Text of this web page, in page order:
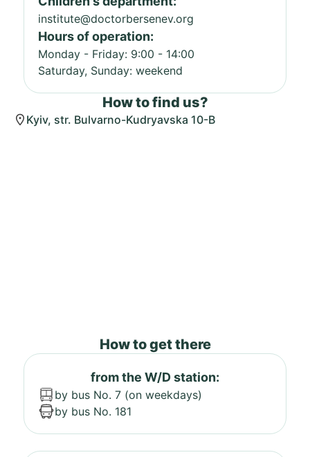
institute@doctorbersenev.org
Hours of operation:
Monday - Friday: 9:00 - 14:00
Saturday, Sunday: weekend
How to find us?
Kyiv, str. Bulvarno-Kudryavska 10-B
How to get there
from the W/D station:
by bus No. 7 (on weekdays)
by bus No. 181